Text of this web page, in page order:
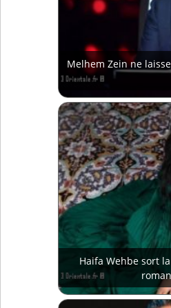
Melhem Zein ne
Haifa Wehbe sort